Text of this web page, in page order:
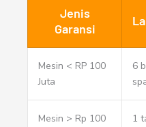
Jenis
Garansi
Mesin < RP 100
Juta
6
Mesin > Rp 100
1